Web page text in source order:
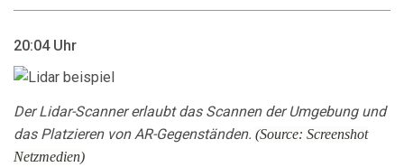
20:04 Uhr
Der Lidar-Scanner erlaubt das Scannen der Umgebung und
das Platzieren von AR-Gegenständen. (Source: Screenshot
Netzmedien)